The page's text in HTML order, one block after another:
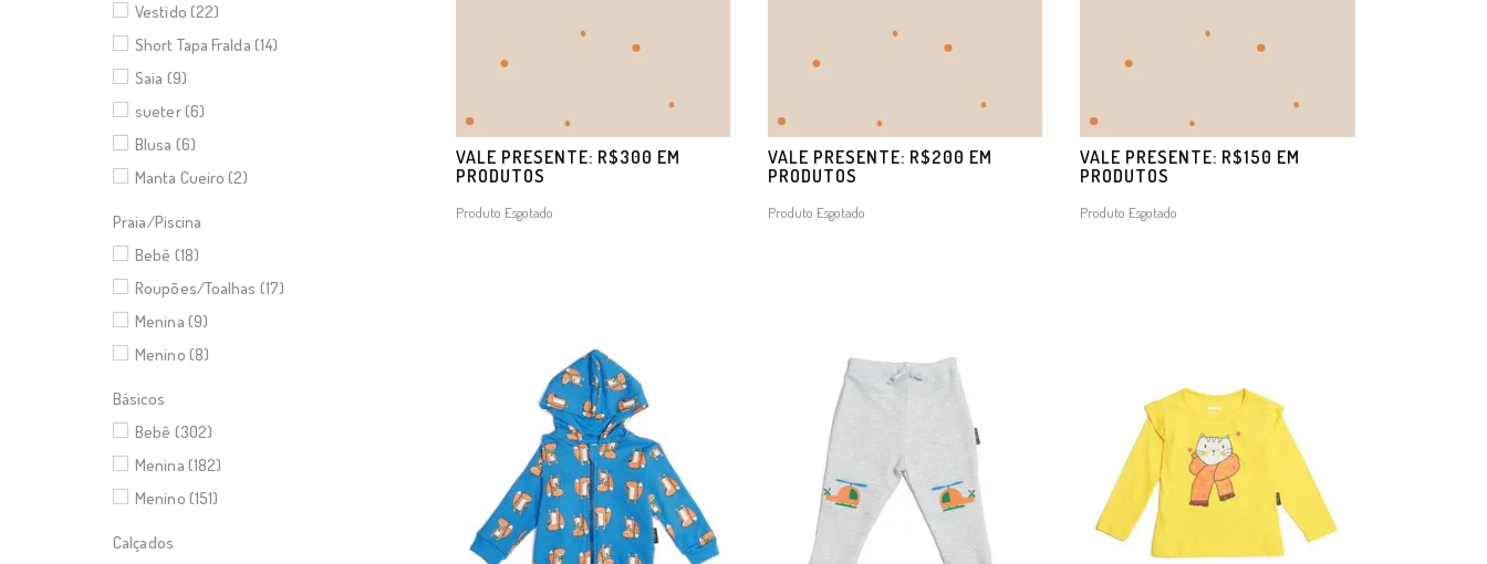
Vestido (22)
Short Tapa Fralda (14)
Saia (9)
sueter (6)
Blusa (6)
Manta Cueiro (2)
Praia/Piscina
Bebê (18)
Roupões/Toalhas (17)
Menina (9)
Menino (8)
Básicos
Bebê (302)
Menina (182)
Menino (151)
Calçados
VALE PRESENTE: R$300 EM
PRODUTOS
Produto Esgotado
VALE PRESENTE: R$200 EM
PRODUTOS
Produto Esgotado
VALE PRESENTE: R$150 EM
PRODUTOS
Produto Esgotado